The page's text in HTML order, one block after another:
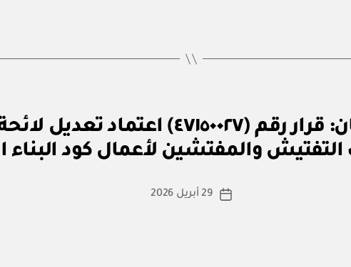
وزارة البلديات والإسكان: قرار رقم
والمفتشين لأعمال كود
كاتب
بو
س
ة
تاريخ
29 أبريل 2026